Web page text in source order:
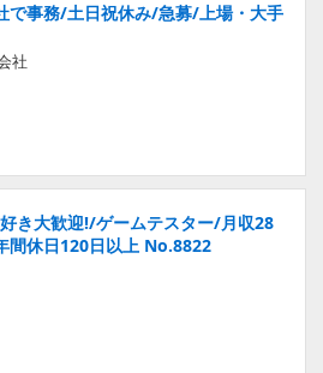
で事務/土日祝休み/急募/上場・大手
社
き大歓迎!/ゲームテスター/月収28
間休日120日以上 No.8822